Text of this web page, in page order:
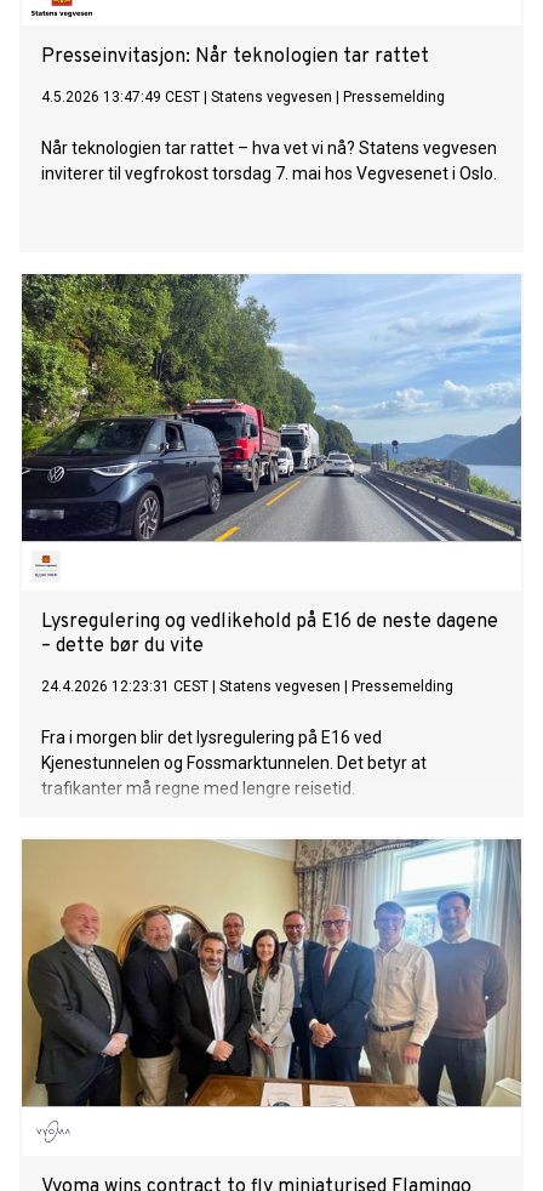
Presseinvitasjon: Når teknologien tar rattet
4.5.2026 13:47:49 CEST Statens vegvesen Pressemelding
Når teknologien tar rattet – hva vet vi nå? Statens vegvesen
inviterer til vegfrokost torsdag 7. mai hos Vegvesenet i Oslo.
Lysregulering og vedlikehold på E16 de neste dagene
– dette bør du vite
24.4.2026 12:23:31 CEST Statens vegvesen Pressemelding
Fra i morgen blir det lysregulering på E16 ved
Kjenestunnelen og Fossmarktunnelen. Det betyr at
trafikanter må regne med lengre reisetid.